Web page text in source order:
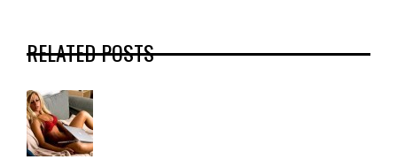
RELATED POSTS